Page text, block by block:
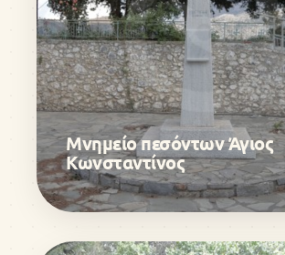
Μνημείο πεσόντων Άγιος
Κωνσταντίνος